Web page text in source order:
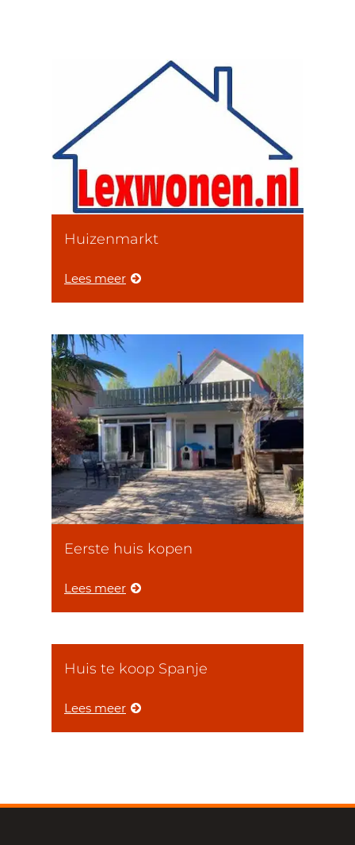
Huizenmarkt
Lees meer
Eerste huis kopen
Lees meer
Huis te koop Spanje
Lees meer